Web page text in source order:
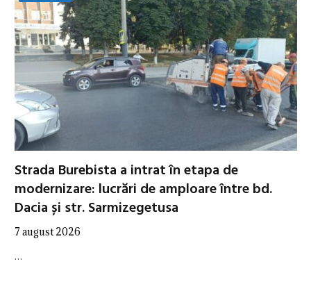
Strada Burebista a intrat în etapa de
modernizare: lucrări de amploare între bd.
Dacia și str. Sarmizegetusa
7 august 2026
…